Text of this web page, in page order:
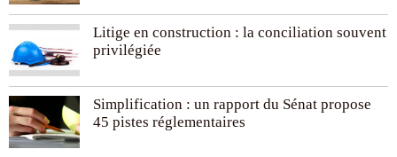
Litige en construction : la conciliation souvent
privilégiée
Simplification : un rapport du Sénat propose
45 pistes réglementaires